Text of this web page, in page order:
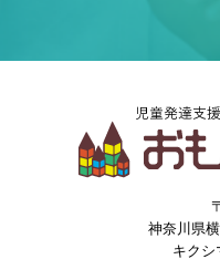
神奈川県
キクシ